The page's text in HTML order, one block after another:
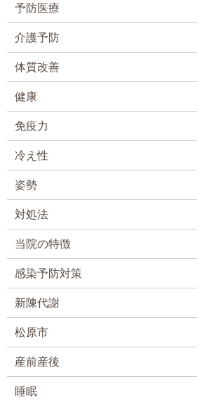
予防医療
介護予防
体質改善
健康
免疫力
冷え性
姿勢
対処法
当院の特徴
感染予防対策
新陳代謝
松原市
産前産後
睡眠